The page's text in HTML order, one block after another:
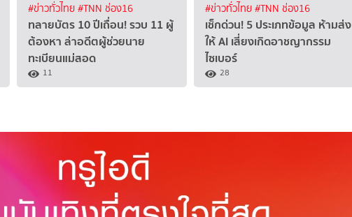
#ข่าวทั่วไทย#TNN ช่อง16
ทลายบัตร 10 ปีเถื่อน! รวบ 11 ผู้
ต้องหา ล่าอดีตผู้ช่วยนาย
ทะเบียนแม่สอด
11
#ข่าวทั่วไทย#TNN ช่อง16
เช็กด่วน! 5 ประเภทข้อมูล ห้ามส่ง
ให้ AI เสี่ยงเกิดอาชญากรรม
ไซเบอร์
28